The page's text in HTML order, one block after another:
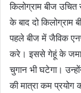
किलोग्राम बीज
के बाद दो किलोग्राम
पहले बीज में जैविक
करे। इससे गेहूं के जमाव में
चुगान भी घटेगा।
की मात्रा कम